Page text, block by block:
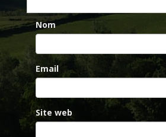
Nom
Email
Site web